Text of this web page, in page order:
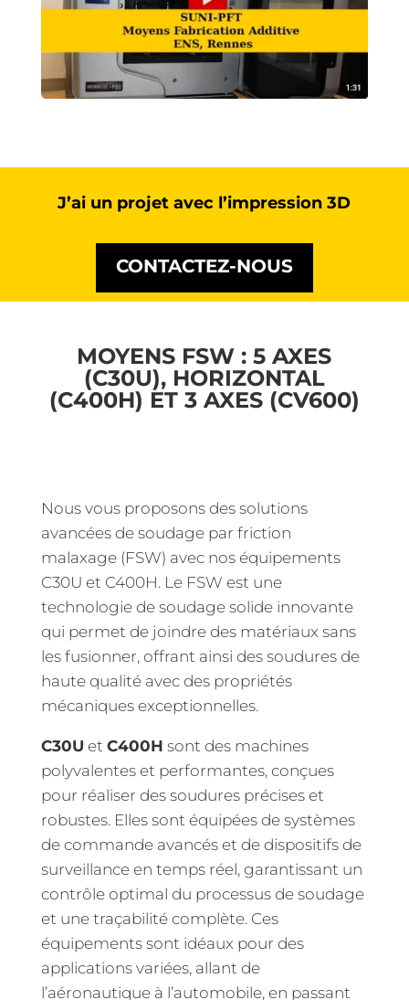
J’ai un projet avec l’impression 3D
CONTACTEZ-NOUS
MOYENS FSW : 5 AXES
(C30U), HORIZONTAL
(C400H) ET 3 AXES (CV600)
Nous vous proposons des solutions
avancées de soudage par friction
malaxage (FSW) avec nos équipements
C30U et C400H. Le FSW est une
technologie de soudage solide innovante
qui permet de joindre des matériaux sans
les fusionner, offrant ainsi des soudures de
haute qualité avec des propriétés
mécaniques exceptionnelles.
C30U et C400H sont des machines
polyvalentes et performantes, conçues
pour réaliser des soudures précises et
robustes. Elles sont équipées de systèmes
de commande avancés et de dispositifs de
surveillance en temps réel, garantissant un
contrôle optimal du processus de soudage
et une traçabilité complète. Ces
équipements sont idéaux pour des
applications variées, allant de
l’aéronautique à l’automobile, en passant